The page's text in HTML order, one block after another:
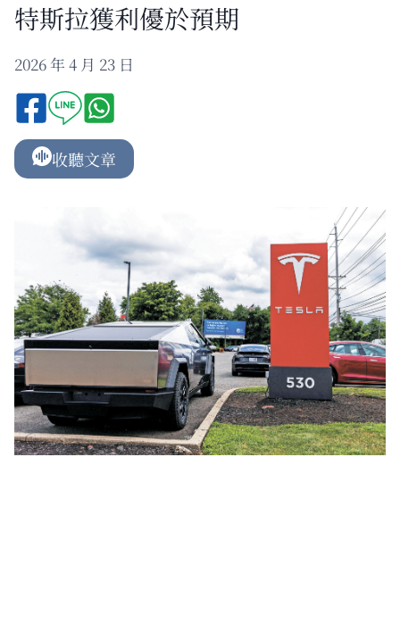
特斯拉獲利優於預期
2026 年 4 月 23 日
收聽文章